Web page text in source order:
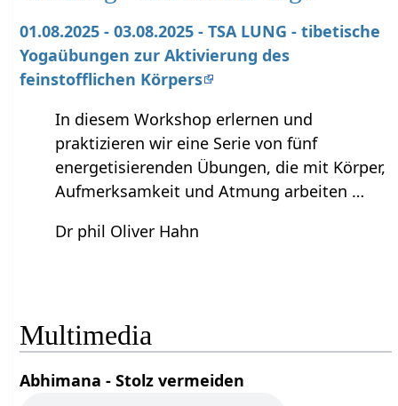
01.08.2025 - 03.08.2025 - TSA LUNG - tibetische
Yogaübungen zur Aktivierung des
feinstofflichen Körpers
In diesem Workshop erlernen und
praktizieren wir eine Serie von fünf
energetisierenden Übungen, die mit Körper,
Aufmerksamkeit und Atmung arbeiten …
Dr phil Oliver Hahn
Multimedia
Abhimana - Stolz vermeiden